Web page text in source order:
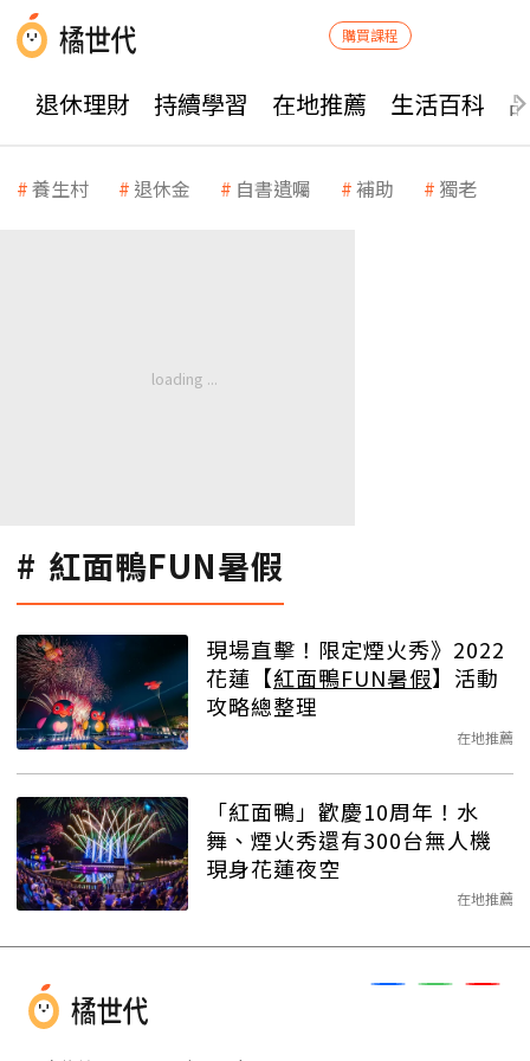
購買課程
退休理財 持續學習 在地推薦 生活百科
養生村 退休金 自書遺囑 補助 獨老
紅面鴨FUN暑假
現場直擊！限定煙火秀》2022
花蓮【紅面鴨FUN暑假】活動
攻略總整理
在地推薦
「紅面鴨」歡慶10周年！水
舞、煙火秀還有300台無人機
現身花蓮夜空
在地推薦